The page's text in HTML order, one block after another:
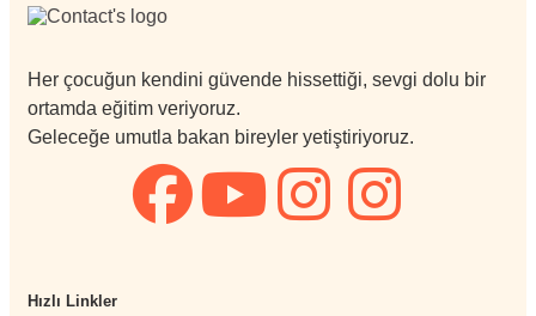
Her çocuğun kendini güvende hissettiği, sevgi dolu bir
ortamda eğitim veriyoruz.
Geleceğe umutla bakan bireyler yetiştiriyoruz.
Hızlı Linkler